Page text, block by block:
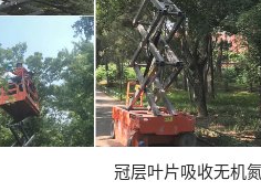
冠层叶片吸收无机